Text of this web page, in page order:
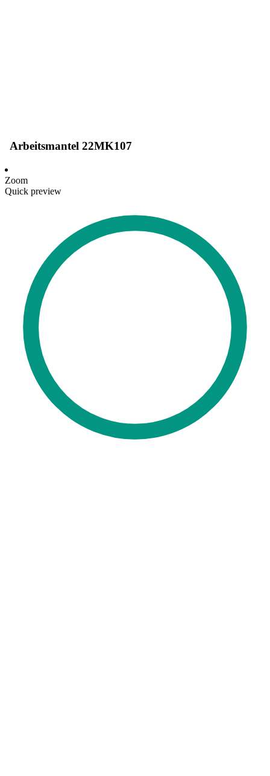
Arbeitsmantel 22MK107
Zoom
Quick preview